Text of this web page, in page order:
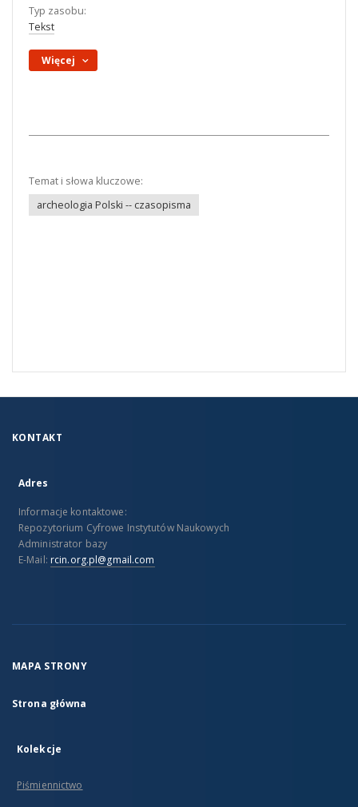
Typ zasobu:
Tekst
Więcej
Temat i słowa kluczowe:
archeologia Polski -- czasopisma
KONTAKT
Adres
Informacje kontaktowe:
Repozytorium Cyfrowe Instytutów Naukowych
Administrator bazy
E-Mail: rcin.org.pl@gmail.com
MAPA STRONY
Strona główna
Kolekcje
Piśmiennictwo